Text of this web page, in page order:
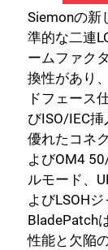
Siemonの新
準的な二連
ームファク
換性があり
ドフェース
びISO/IEC
優れたコネ
よびOM4
ルモード、
よびLSOH
BladePatch
性能と欠陥